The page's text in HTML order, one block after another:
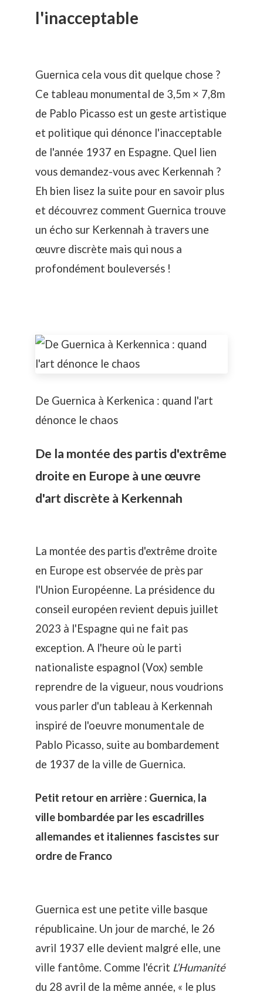
l'inacceptable
Guernica cela vous dit quelque chose ?
Ce tableau monumental de 3,5m × 7,8m
de Pablo Picasso est un geste artistique
et politique qui dénonce l'inacceptable
de l'année 1937 en Espagne. Quel lien
vous demandez-vous avec Kerkennah ?
Eh bien lisez la suite pour en savoir plus
et découvrez comment Guernica trouve
un écho sur Kerkennah à travers une
œuvre discrète mais qui nous a
profondément bouleversés !
De Guernica à Kerkenica : quand l'art
dénonce le chaos
De la montée des partis d'extrême
droite en Europe à une œuvre
d'art discrète à Kerkennah
La montée des partis d'extrême droite
en Europe est observée de près par
l'Union Européenne. La présidence du
conseil européen revient depuis juillet
2023 à l'Espagne qui ne fait pas
exception. A l'heure où le parti
nationaliste espagnol (Vox) semble
reprendre de la vigueur, nous voudrions
vous parler d'un tableau à Kerkennah
inspiré de l'oeuvre monumentale de
Pablo Picasso, suite au bombardement
de 1937 de la ville de Guernica.
Petit retour en arrière : Guernica, la
ville bombardée par les escadrilles
allemandes et italiennes fascistes sur
ordre de Franco
Guernica est une petite ville basque
républicaine. Un jour de marché, le 26
avril 1937 elle devient malgré elle, une
ville fantôme. Comme l'écrit L’Humanité
du 28 avril de la même année, « le plus